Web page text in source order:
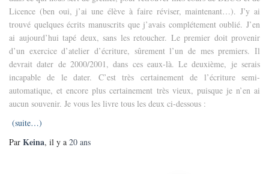
Licence (ben oui, j’ai une élève à faire réviser, maintenant…). J’y ai
trouvé quelques écrits manuscrits que j’avais complétement oublié. J’en
ai aujourd’hui tapé deux, sans les retoucher. Le premier doit provenir
d’un exercice d’atelier d’écriture, sûrement l’un de mes premiers. Il
devrait dater de 2000/2001, dans ces eaux-là. Le deuxième, je serais
incapable de le dater. C’est très certainement de l’écriture semi-
automatique, et encore plus certainement très vieux, puisque je n’en ai
aucun souvenir. Je vous les livre tous les deux ci-dessous :
(suite…)
Par Keina, il y a 20 ans